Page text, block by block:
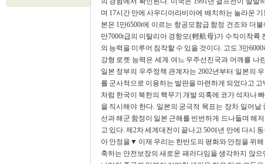
며 17시간 만에 사우디아라비아에 배치하는 놀라운
본은 1만6500t에 이르는 항공모함급 함정 건조와 더
만7000t급의 이탈리아 경항모(輕航母)가 수직이착륙
의 능력을 미루어 짐작할 수 있을 것이다. 고도 3만
강형 로켓 능력은 세계 여느 우주선진국과 어깨를 나
일본 정부의 우주정책 관계자는 2002년부터 일본의
를 군사적으로 이용하는 발판을 마련하게 되었다고
처럼 한국이 북한의 핵무기 개발 의혹에 코가 석자나
을 직시해야 한다. 일본의 궁극적 목표는 장차 일어
선과 해군 함정이 일본 근해를 빈번하게 드나들며 해
고 있다. 제2차 세계대전이 끝나고 50여년 만에 다시
아 안정을▼ 이제 우리는 한반도의 평화와 안정을 위
축하는 안전보장의 새로운 패러다임을 생각하지 않